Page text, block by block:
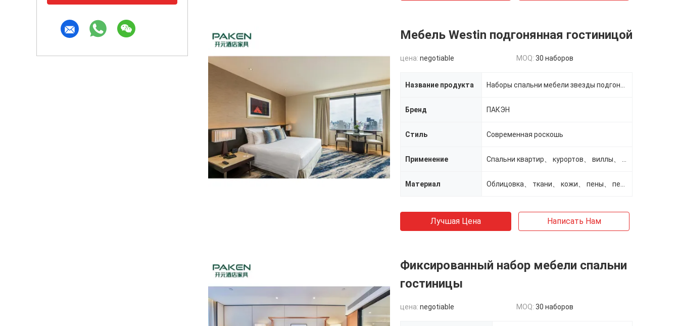
Мебель Westin подгонянная гостиницой
цена: negotiable MOQ: 30 наборов
Название продукта
Бренд ПАКЭН
Стиль Современная роскошь
Применение
Материал
Лучшая Цена Написать Нам
Фиксированный набор мебели спальни
гостиницы
цена: negotiable MOQ: 30 наборов